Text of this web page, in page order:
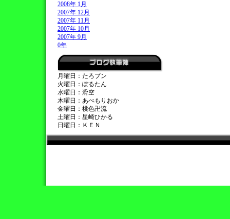
2008年 1月
2007年 12月
2007年 11月
2007年 10月
2007年 9月
0年
月曜日：たろプン
火曜日：ぽるたん
水曜日：滑空
木曜日：あべもりおか
金曜日：桃色卍流
土曜日：星崎ひかる
日曜日：ＫＥＮ